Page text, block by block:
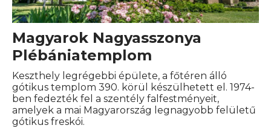
Magyarok Nagyasszonya
Plébániatemplom
Keszthely legrégebbi épülete, a főtéren álló
gótikus templom 390. körül készülhetett el. 1974-
ben fedezték fel a szentély falfestményeit,
amelyek a mai Magyarország legnagyobb felületű
gótikus freskói.